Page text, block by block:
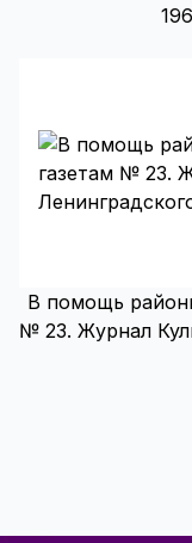
В помощь
№ 23. Журнал